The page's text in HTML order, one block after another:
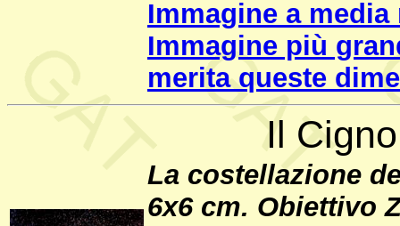
Immagine a
Immagine più
merita queste
Il
La costellazione
6x6 cm. Obiettivo